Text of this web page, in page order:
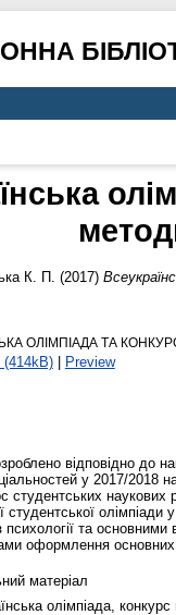
К. П. (2017)
ОЛІМПІАДА ТА
(414kB)| Preview
відповідно до
у 2017/
студентських наукових
студентської
психології та
оформлення основних
матеріал
олімпіада, конкурс